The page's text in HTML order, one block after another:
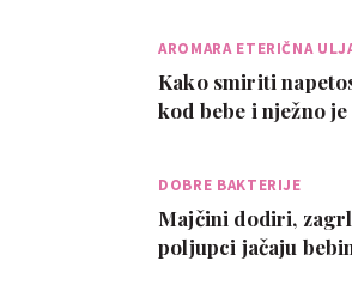
AROMARA ETERIČNA
Kako smiriti
kod bebe i nježno je
DOBRE BAKTERIJE
Majčini dodiri,
poljupci jačaju